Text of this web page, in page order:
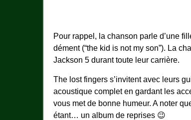
Pour rappel, la chanson parle d’une
dément (“the kid is not my son”). La
Jackson 5 durant toute leur carrière.
The lost fingers s’invitent avec leurs
acoustique complet en gardant les
vous met de bonne humeur. A noter
étant… un album de reprises 😉